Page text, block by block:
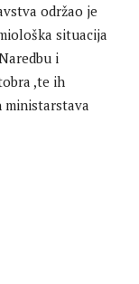
održao je
situacija
i
,te ih